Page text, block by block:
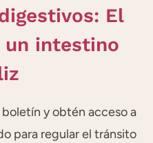
El
un intestino
y obtén acceso a
para regular el tránsito